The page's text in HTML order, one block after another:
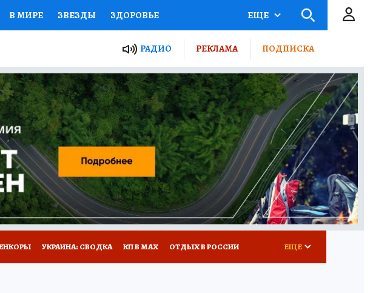
В МИРЕ ЗВЕЗДЫ ЗДОРОВЬЕ
ПРОЕКТЫ РОССИИ
ЖЕНСКИЕ СЕКРЕТЫ ПУТЕВОДИТЕЛЬ
ДЕФИЦИТ ЖЕЛЕЗА ТУРИЗМ
РАБОТА У НАС ГИД ПОТРЕБИТЕЛЯ ВСЕ О КП
ЕЩЕ
РАДИО РЕКЛАМА ПОДПИСКА
УКРАИНА: СВОДКА КП В МАХ ОТДЫХ В РОССИИ ЕЩЕ